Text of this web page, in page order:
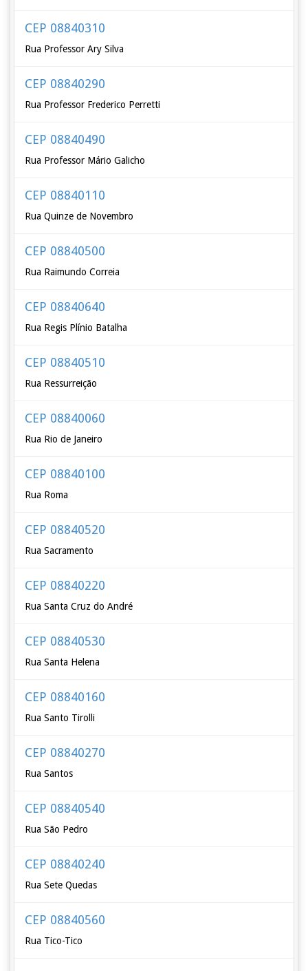
CEP 08840310
Rua Professor Ary Silva
CEP 08840290
Rua Professor Frederico Perretti
CEP 08840490
Rua Professor Mário Galicho
CEP 08840110
Rua Quinze de Novembro
CEP 08840500
Rua Raimundo Correia
CEP 08840640
Rua Regis Plínio Batalha
CEP 08840510
Rua Ressurreição
CEP 08840060
Rua Rio de Janeiro
CEP 08840100
Rua Roma
CEP 08840520
Rua Sacramento
CEP 08840220
Rua Santa Cruz do André
CEP 08840530
Rua Santa Helena
CEP 08840160
Rua Santo Tirolli
CEP 08840270
Rua Santos
CEP 08840540
Rua São Pedro
CEP 08840240
Rua Sete Quedas
CEP 08840560
Rua Tico-Tico